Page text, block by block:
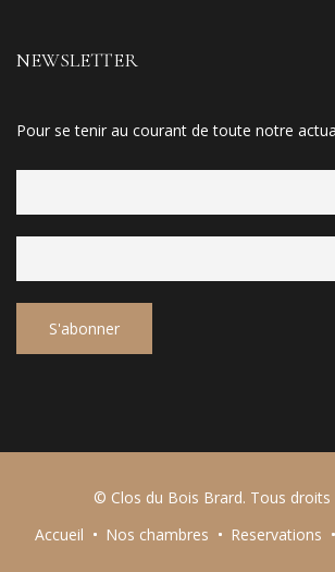
NEWSLETTER
Pour se tenir au courant de toute notre
© Clos du Bois Brard. Tous droits
Accueil
Nos chambres Reservations